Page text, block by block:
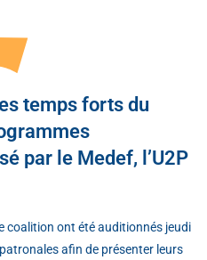
temps forts du
par le Medef, l’U2P
coalition ont été auditionnés jeudi
afin de présenter leurs